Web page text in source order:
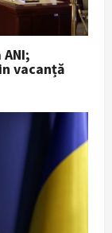
ANI;
vacanță